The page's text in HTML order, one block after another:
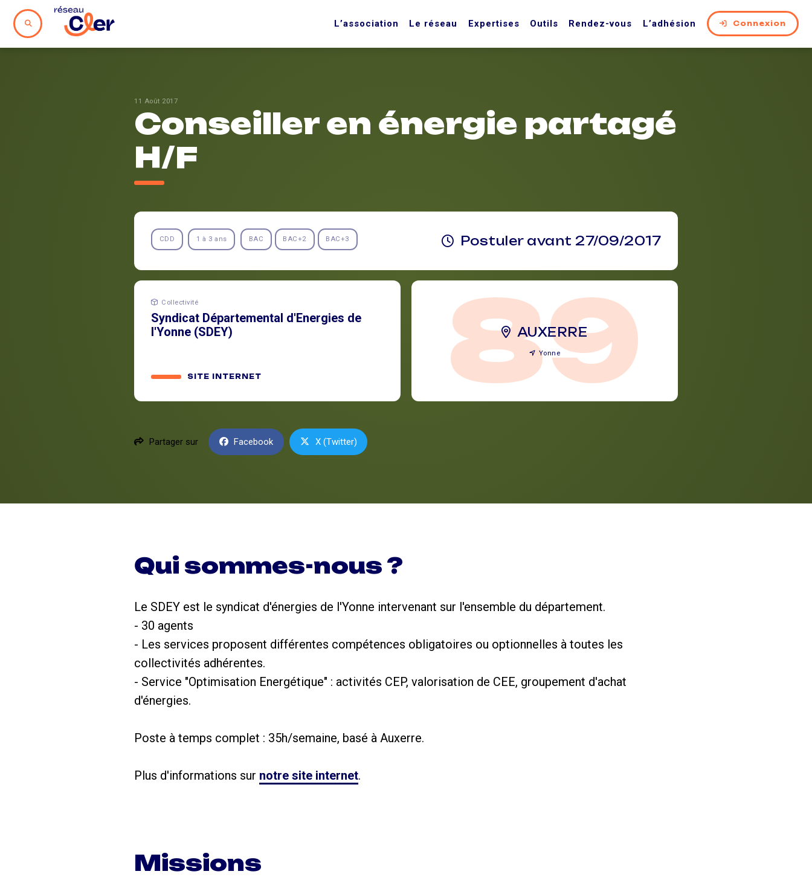
L’association Le réseau Expertises Outils Rendez-vous L’adhésion Connexion
11 Août 2017
Conseiller en énergie partagé
H/F
CDD 1 à 3 ans BAC BAC+2 BAC+3 Postuler avant 27/09/2017
Collectivité
Syndicat Départemental d'Energies de
l'Yonne (SDEY)
SITE INTERNET 89
AUXERRE
Yonne
Partager sur Facebook X (Twitter)
Qui sommes-nous ?
Le SDEY est le syndicat d'énergies de l'Yonne intervenant sur l'ensemble du département.
- 30 agents
- Les services proposent différentes compétences obligatoires ou optionnelles à toutes les
collectivités adhérentes.
- Service "Optimisation Energétique" : activités CEP, valorisation de CEE, groupement d'achat
d'énergies.
Poste à temps complet : 35h/semaine, basé à Auxerre.
Plus d'informations sur notre site internet.
Missions